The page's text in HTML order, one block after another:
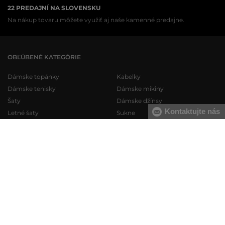
22 PREDAJNÍ NA SLOVENSKU
Na nákup tovaru môžete využiť aj naše kamenné predajne.
OBĽÚBENÉ KATEGÓRIE
Dámske topánky
Dámske tenisky
Šaty
Letné šaty
Kabelky
Dámske mikiny
Dámske džínsy
Sukne
Kontaktujte nás